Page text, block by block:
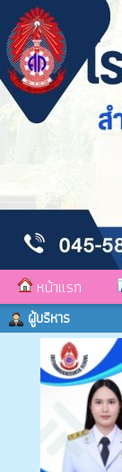
หน้าแรก
ผู้บริหาร